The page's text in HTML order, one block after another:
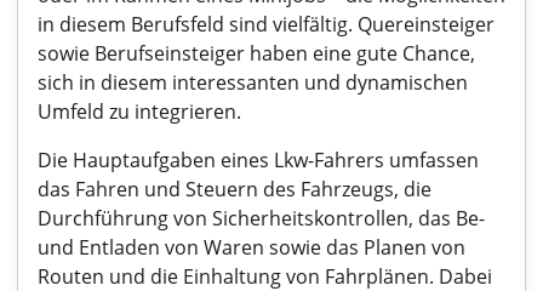
in diesem Berufsfeld sind vielfältig. Quereinsteiger
sowie Berufseinsteiger haben eine gute Chance,
sich in diesem interessanten und dynamischen
Umfeld zu integrieren.
Die Hauptaufgaben eines Lkw-Fahrers umfassen
das Fahren und Steuern des Fahrzeugs, die
Durchführung von Sicherheitskontrollen, das Be-
und Entladen von Waren sowie das Planen von
Routen und die Einhaltung von Fahrplänen. Dabei